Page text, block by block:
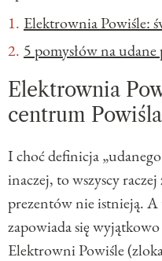
Elektrownia Powiśle:
5 pomysłów na
Elektrownia
centrum Powiśla
I choć definicja
inaczej, to wszyscy raczej
prezentów nie istnieją.
zapowiada się
Elektrowni Powiśle